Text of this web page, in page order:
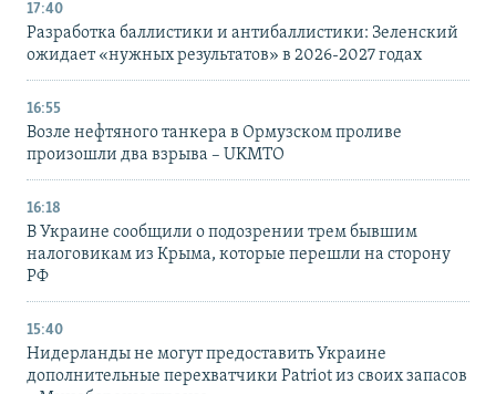
17:40
Разработка баллистики и антибаллистики: Зеленский
ожидает «нужных результатов» в 2026-2027 годах
16:55
Возле нефтяного танкера в Ормузском проливе
произошли два взрыва – UKMTO
16:18
В Украине сообщили о подозрении трем бывшим
налоговикам из Крыма, которые перешли на сторону
РФ
15:40
Нидерланды не могут предоставить Украине
дополнительные перехватчики Patriot из своих запасов